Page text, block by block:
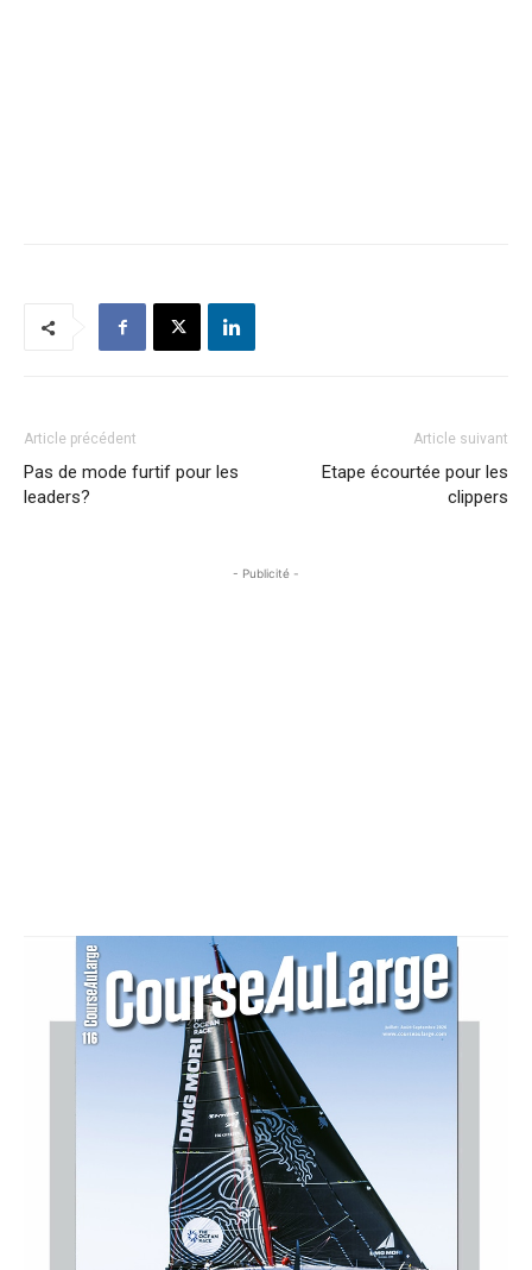
Article précédent
Pas de mode furtif pour les
leaders?
Article suivant
Etape écourtée pour les
clippers
- Publicité -